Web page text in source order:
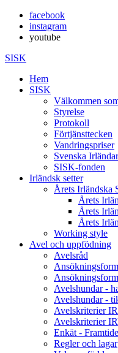
facebook
instagram
youtube
SISK
Hem
SISK
Välkommen
Styrelse
Protokoll
Förtjänsttecken
Vandringspriser
Svenska
SISK-fonden
Irländsk setter
Årets Irländska
Årets
Årets
Årets
Working style
Avel och uppfödning
Avelsråd
Avelshundar -
Avelshundar -
Avelskriterier
Avelskriterier
Enkät -
Regler och lagar